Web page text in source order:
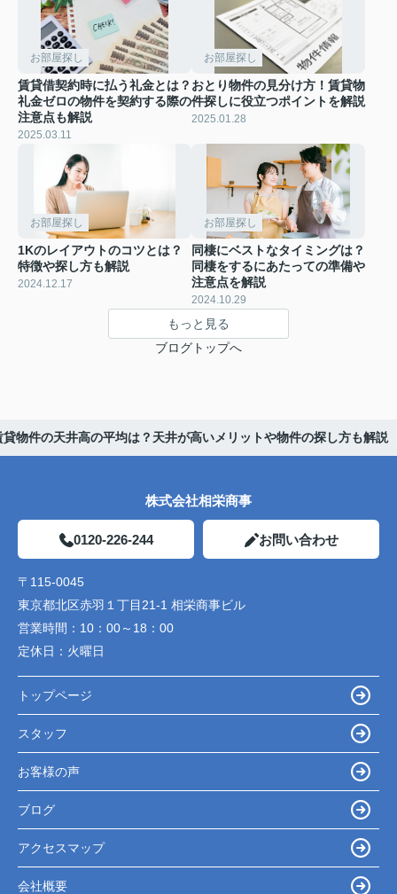
お部屋探し
賃貸借契約時に払う礼金とは？
礼金ゼロの物件を契約する際の
注意点も解説
2025.03.11
お部屋探し
おとり物件の見分け方！賃貸物
件探しに役立つポイントを解説
2025.01.28
お部屋探し
1Kのレイアウトのコツとは？
特徴や探し方も解説
2024.12.17
お部屋探し
同棲にベストなタイミングは？
同棲をするにあたっての準備や
注意点を解説
2024.10.29
もっと見る
ブログトップへ
貸物件の天井高の平均は？天井が高いメリットや物件の探し方も解説
株式会社相栄商事
0120-226-244 お問い合わせ
〒115-0045
東京都北区赤羽１丁目21-1 相栄商事ビル
営業時間： 10：00～18：00
定休日： 火曜日
トップページ
スタッフ
お客様の声
ブログ
アクセスマップ
会社概要